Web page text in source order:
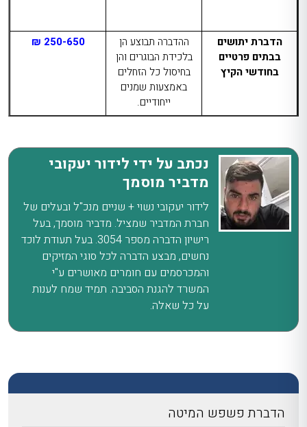
הדברת יתושים
בבתים פרטיים
בחודשי הקיץ
ההדברה תבוצע הן
בלכידת הבוגרים והן
בחיסול כל הזחלים
באמצעות שמנים
ייחודיים.
250-650 ₪
הדברת יקרונית
הרהיטים בדירת
מגורים קטנה
יש להדביר את הרהיט
היטב, באמצעות איוד
בגז.
בבית פרטי גדול עם
המדביר יצטרך לאתר
תחילה את העקרבים
שיטת ההדברה היעילה
אחר, מבלי להשמידם.
650–250 ₪
נכתב על ידי לידור יעקובי
מדביר מוסמך
לידור יעקובי נשוי + שניים מנכ"ל ובעלים של
חברת המדביר שמציל. מדביר מוסמך, בעל
רישיון הדברה מספר 3054. בעל תעודת לוכד
נחשים, מבצע הדברה לכל סוגי המזיקים
והמכרסמים עם חומרים מאושרים ע"י
המשרד להגנת הסביבה. תמיד שמח לענות
על כל שאלה.
הדברת פשפש המיטה